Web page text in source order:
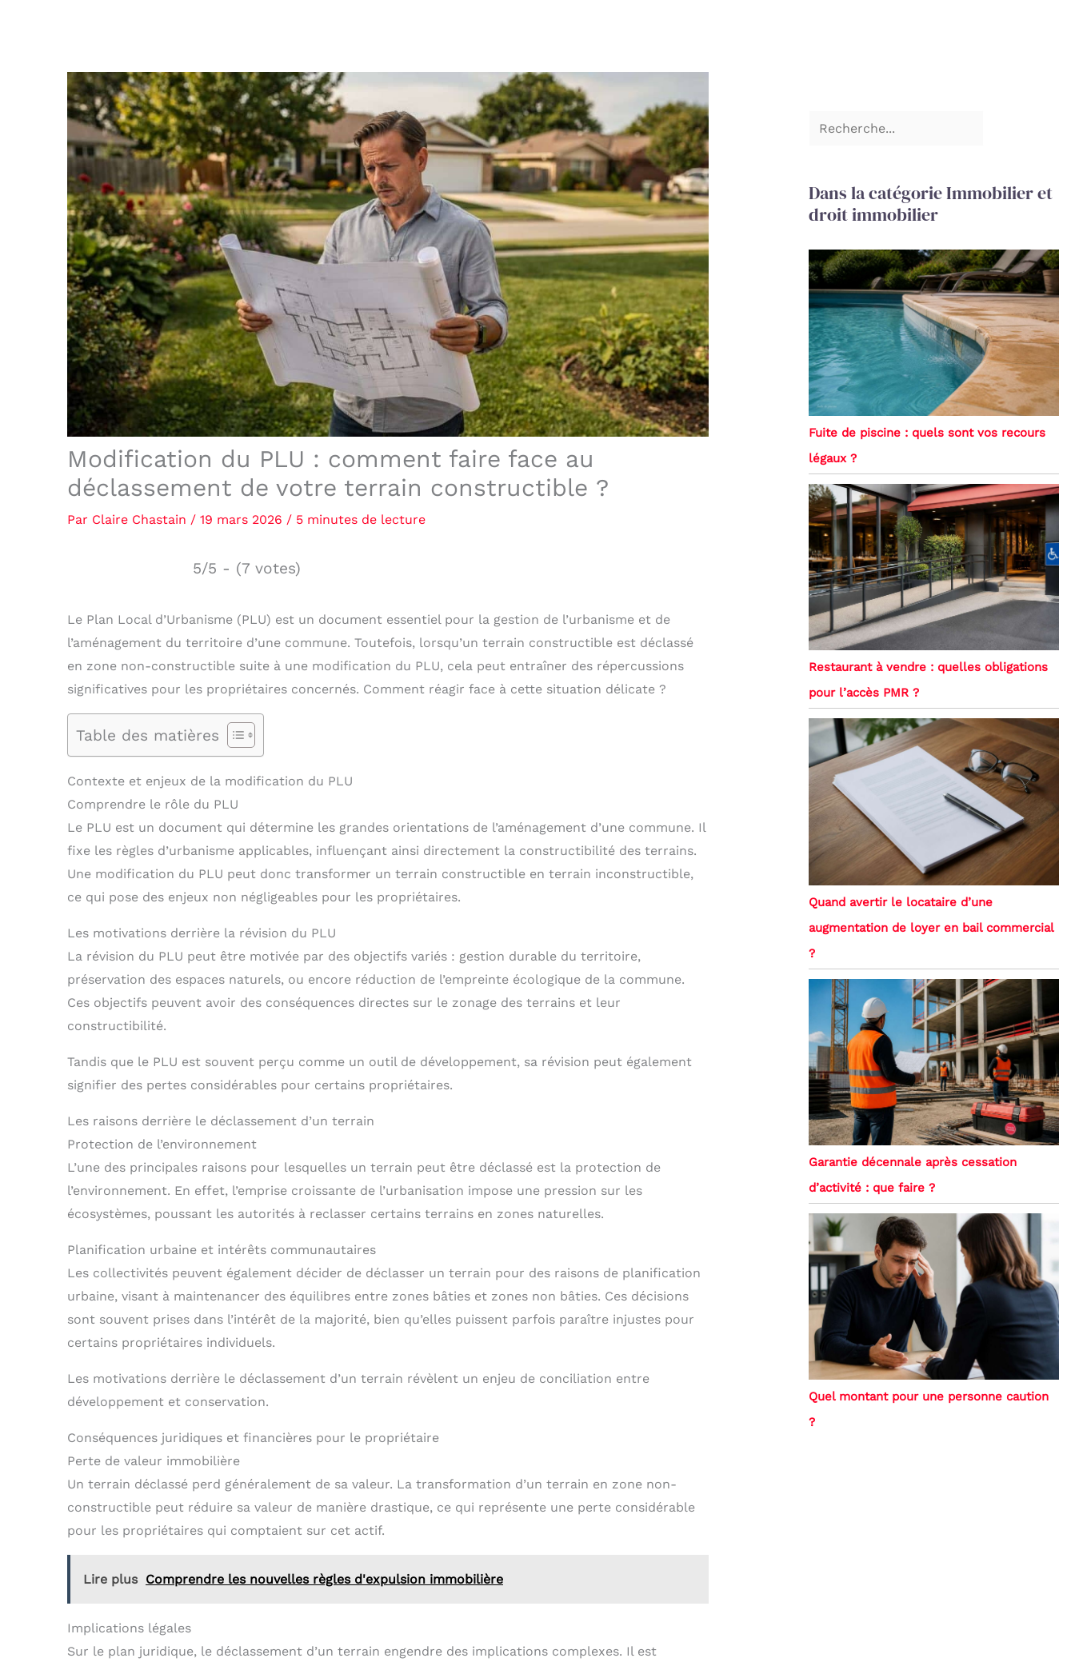
Modification du PLU : comment faire face au
déclassement de votre terrain constructible ?
Par Claire Chastain / 19 mars 2026 / 5 minutes de lecture
5/5 - (7 votes)
Le Plan Local d’Urbanisme (PLU) est un document essentiel pour la gestion de l’urbanisme et de
l’aménagement du territoire d’une commune. Toutefois, lorsqu’un terrain constructible est déclassé
en zone non-constructible suite à une modification du PLU, cela peut entraîner des répercussions
significatives pour les propriétaires concernés. Comment réagir face à cette situation délicate ?
Table des matières
Contexte et enjeux de la modification du PLU
Comprendre le rôle du PLU
Le PLU est un document qui détermine les grandes orientations de l’aménagement d’une commune. Il
fixe les règles d’urbanisme applicables, influençant ainsi directement la constructibilité des terrains.
Une modification du PLU peut donc transformer un terrain constructible en terrain inconstructible,
ce qui pose des enjeux non négligeables pour les propriétaires.
Les motivations derrière la révision du PLU
La révision du PLU peut être motivée par des objectifs variés : gestion durable du territoire,
préservation des espaces naturels, ou encore réduction de l’empreinte écologique de la commune.
Ces objectifs peuvent avoir des conséquences directes sur le zonage des terrains et leur
constructibilité.
Tandis que le PLU est souvent perçu comme un outil de développement, sa révision peut également
signifier des pertes considérables pour certains propriétaires.
Les raisons derrière le déclassement d’un terrain
Protection de l’environnement
L’une des principales raisons pour lesquelles un terrain peut être déclassé est la protection de
l’environnement. En effet, l’emprise croissante de l’urbanisation impose une pression sur les
écosystèmes, poussant les autorités à reclasser certains terrains en zones naturelles.
Planification urbaine et intérêts communautaires
Les collectivités peuvent également décider de déclasser un terrain pour des raisons de planification
urbaine, visant à maintenancer des équilibres entre zones bâties et zones non bâties. Ces décisions
sont souvent prises dans l’intérêt de la majorité, bien qu’elles puissent parfois paraître injustes pour
certains propriétaires individuels.
Les motivations derrière le déclassement d’un terrain révèlent un enjeu de conciliation entre
développement et conservation.
Conséquences juridiques et financières pour le propriétaire
Perte de valeur immobilière
Un terrain déclassé perd généralement de sa valeur. La transformation d’un terrain en zone non-
constructible peut réduire sa valeur de manière drastique, ce qui représente une perte considérable
pour les propriétaires qui comptaient sur cet actif.
Lire plus Comprendre les nouvelles règles d'expulsion immobilière
Implications légales
Sur le plan juridique, le déclassement d’un terrain engendre des implications complexes. Il est
Dans la catégorie Immobilier et
droit immobilier
Fuite de piscine : quels sont vos recours
légaux ?
Restaurant à vendre : quelles obligations
pour l’accès PMR ?
Quand avertir le locataire d’une
augmentation de loyer en bail commercial
?
Garantie décennale après cessation
d’activité : que faire ?
Quel montant pour une personne caution
?